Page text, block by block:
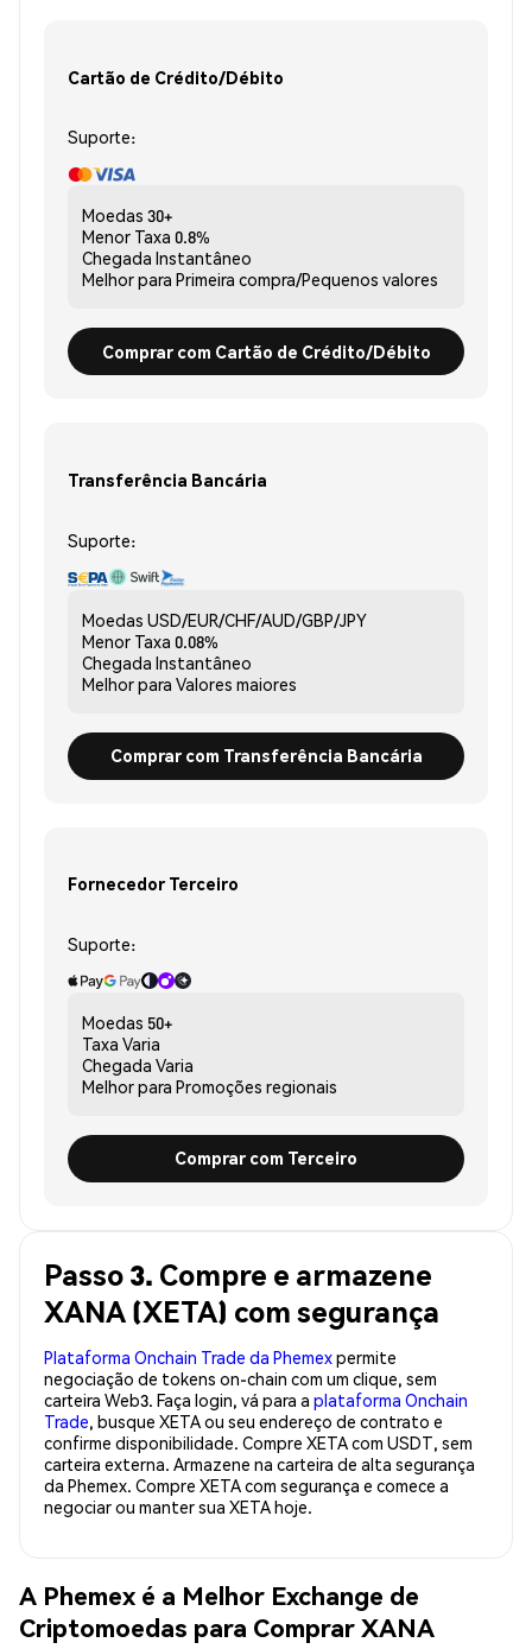
Cartão de Crédito/Débito
Suporte:
Moedas 30+
Menor Taxa 0.8%
Chegada Instantâneo
Melhor para Primeira compra/Pequenos valores
Comprar com Cartão de Crédito/Débito
Transferência Bancária
Suporte:
Moedas USD/EUR/CHF/AUD/GBP/JPY
Menor Taxa 0.08%
Chegada Instantâneo
Melhor para Valores maiores
Comprar com Transferência Bancária
Fornecedor Terceiro
Suporte:
Moedas 50+
Taxa Varia
Chegada Varia
Melhor para Promoções regionais
Comprar com Terceiro
Passo 3. Compre e armazene
XANA (XETA) com segurança
Plataforma Onchain Trade da Phemexpermite
negociação de tokens on-chain com um clique, sem
carteira Web3. Faça login, vá para a plataforma Onchain
Trade, busque XETA ou seu endereço de contrato e
confirme disponibilidade. Compre XETA com USDT, sem
carteira externa. Armazene na carteira de alta segurança
da Phemex. Compre XETA com segurança e comece a
negociar ou manter sua XETA hoje.
A Phemex é a Melhor Exchange de
Criptomoedas para Comprar XANA